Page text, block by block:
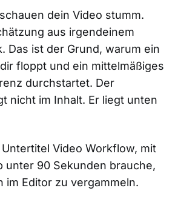
dein Video stumm.
aus irgendeinem
Das ist der Grund, warum ein
floppt und ein mittelmäßiges
durchstartet. Der
nicht im Inhalt. Er liegt unten
Video Workflow, mit
unter 90 Sekunden brauche,
im Editor zu vergammeln.